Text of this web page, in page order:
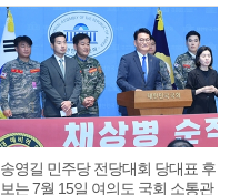
순
송영길 민주당 전당대회 당대표 후
보는 7월 15일 여의도 국회 소통관